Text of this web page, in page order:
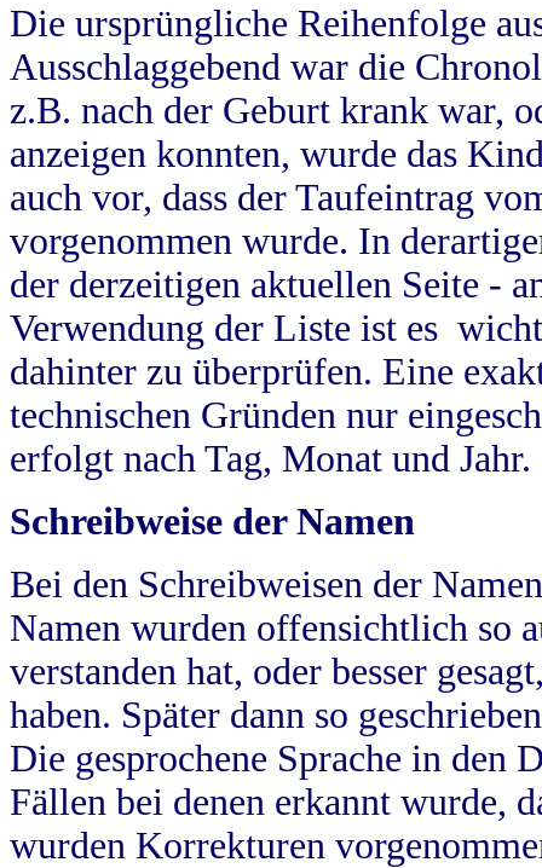
Die ursprüngliche Reihenfolge
Ausschlaggebend war die
z.B. nach der Geburt krank war,
anzeigen konnten, wurde das
auch vor, dass der Taufeintrag
vorgenommen wurde. In
der derzeitigen aktuellen Seite -
Verwendung der Liste ist es
dahinter zu überprüfen. Eine
technischen Gründen nur
erfolgt nach Tag, Monat und Jahr.
Schreibweise der Namen
Bei den Schreibweisen der
Namen wurden offensichtlich so
verstanden hat, oder besser
haben. Später dann so
Die gesprochene Sprache in
Fällen bei denen erkannt wurde,
wurden Korrekturen